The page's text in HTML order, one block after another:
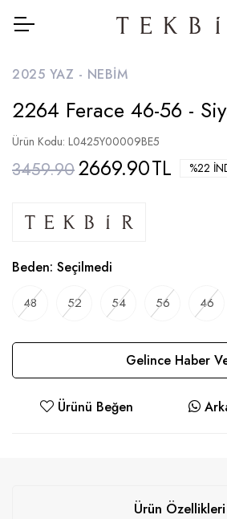
2025 YAZ - NEBIM
2264 Ferace 46-56 -
Ürün Kodu: L0425Y00009BE5
3459.902669.90TL %22
Beden: Seçilmedi
48 52 54 56 46
Gelince Haber
Ürünü Beğen
Ürün Özellikleri